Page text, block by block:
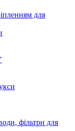
для
фільтри для